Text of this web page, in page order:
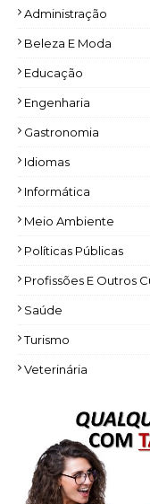
Administração
Beleza E Moda
Educação
Engenharia
Gastronomia
Idiomas
Informática
Meio Ambiente
Políticas Públicas
Profissões E Outros
Saúde
Turismo
Veterinária